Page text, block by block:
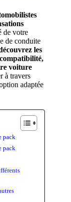
de votre
de conduite
les
voiture
à travers
adaptée
pack
pack